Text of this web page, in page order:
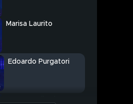
Marisa Laurito
Edoardo Purgatori